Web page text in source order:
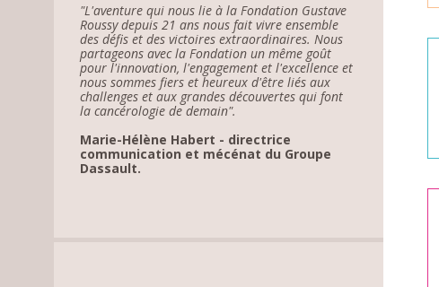
"L'aventure qui nous lie à la Fondation Gustave
Roussy depuis 21 ans nous fait vivre ensemble
des défis et des victoires extraordinaires. Nous
partageons avec la Fondation un même goût
pour l'innovation, l'engagement et l'excellence et
nous sommes fiers et heureux d'être liés aux
challenges et aux grandes découvertes qui font
la cancérologie de demain".
Marie-Hélène Habert - directrice
communication et mécénat du Groupe
Dassault.